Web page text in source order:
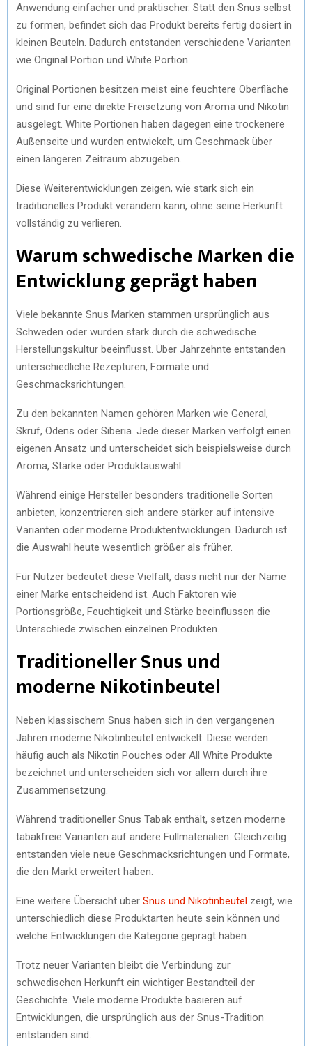
Anwendung einfacher und praktischer. Statt den Snus selbst
zu formen, befindet sich das Produkt bereits fertig dosiert in
kleinen Beuteln. Dadurch entstanden verschiedene Varianten
wie Original Portion und White Portion.
Original Portionen besitzen meist eine feuchtere Oberfläche
und sind für eine direkte Freisetzung von Aroma und Nikotin
ausgelegt. White Portionen haben dagegen eine trockenere
Außenseite und wurden entwickelt, um Geschmack über
einen längeren Zeitraum abzugeben.
Diese Weiterentwicklungen zeigen, wie stark sich ein
traditionelles Produkt verändern kann, ohne seine Herkunft
vollständig zu verlieren.
Warum schwedische Marken die
Entwicklung geprägt haben
Viele bekannte Snus Marken stammen ursprünglich aus
Schweden oder wurden stark durch die schwedische
Herstellungskultur beeinflusst. Über Jahrzehnte entstanden
unterschiedliche Rezepturen, Formate und
Geschmacksrichtungen.
Zu den bekannten Namen gehören Marken wie General,
Skruf, Odens oder Siberia. Jede dieser Marken verfolgt einen
eigenen Ansatz und unterscheidet sich beispielsweise durch
Aroma, Stärke oder Produktauswahl.
Während einige Hersteller besonders traditionelle Sorten
anbieten, konzentrieren sich andere stärker auf intensive
Varianten oder moderne Produktentwicklungen. Dadurch ist
die Auswahl heute wesentlich größer als früher.
Für Nutzer bedeutet diese Vielfalt, dass nicht nur der Name
einer Marke entscheidend ist. Auch Faktoren wie
Portionsgröße, Feuchtigkeit und Stärke beeinflussen die
Unterschiede zwischen einzelnen Produkten.
Traditioneller Snus und
moderne Nikotinbeutel
Neben klassischem Snus haben sich in den vergangenen
Jahren moderne Nikotinbeutel entwickelt. Diese werden
häufig auch als Nikotin Pouches oder All White Produkte
bezeichnet und unterscheiden sich vor allem durch ihre
Zusammensetzung.
Während traditioneller Snus Tabak enthält, setzen moderne
tabakfreie Varianten auf andere Füllmaterialien. Gleichzeitig
entstanden viele neue Geschmacksrichtungen und Formate,
die den Markt erweitert haben.
Eine weitere Übersicht über Snus und Nikotinbeutel zeigt, wie
unterschiedlich diese Produktarten heute sein können und
welche Entwicklungen die Kategorie geprägt haben.
Trotz neuer Varianten bleibt die Verbindung zur
schwedischen Herkunft ein wichtiger Bestandteil der
Geschichte. Viele moderne Produkte basieren auf
Entwicklungen, die ursprünglich aus der Snus-Tradition
entstanden sind.